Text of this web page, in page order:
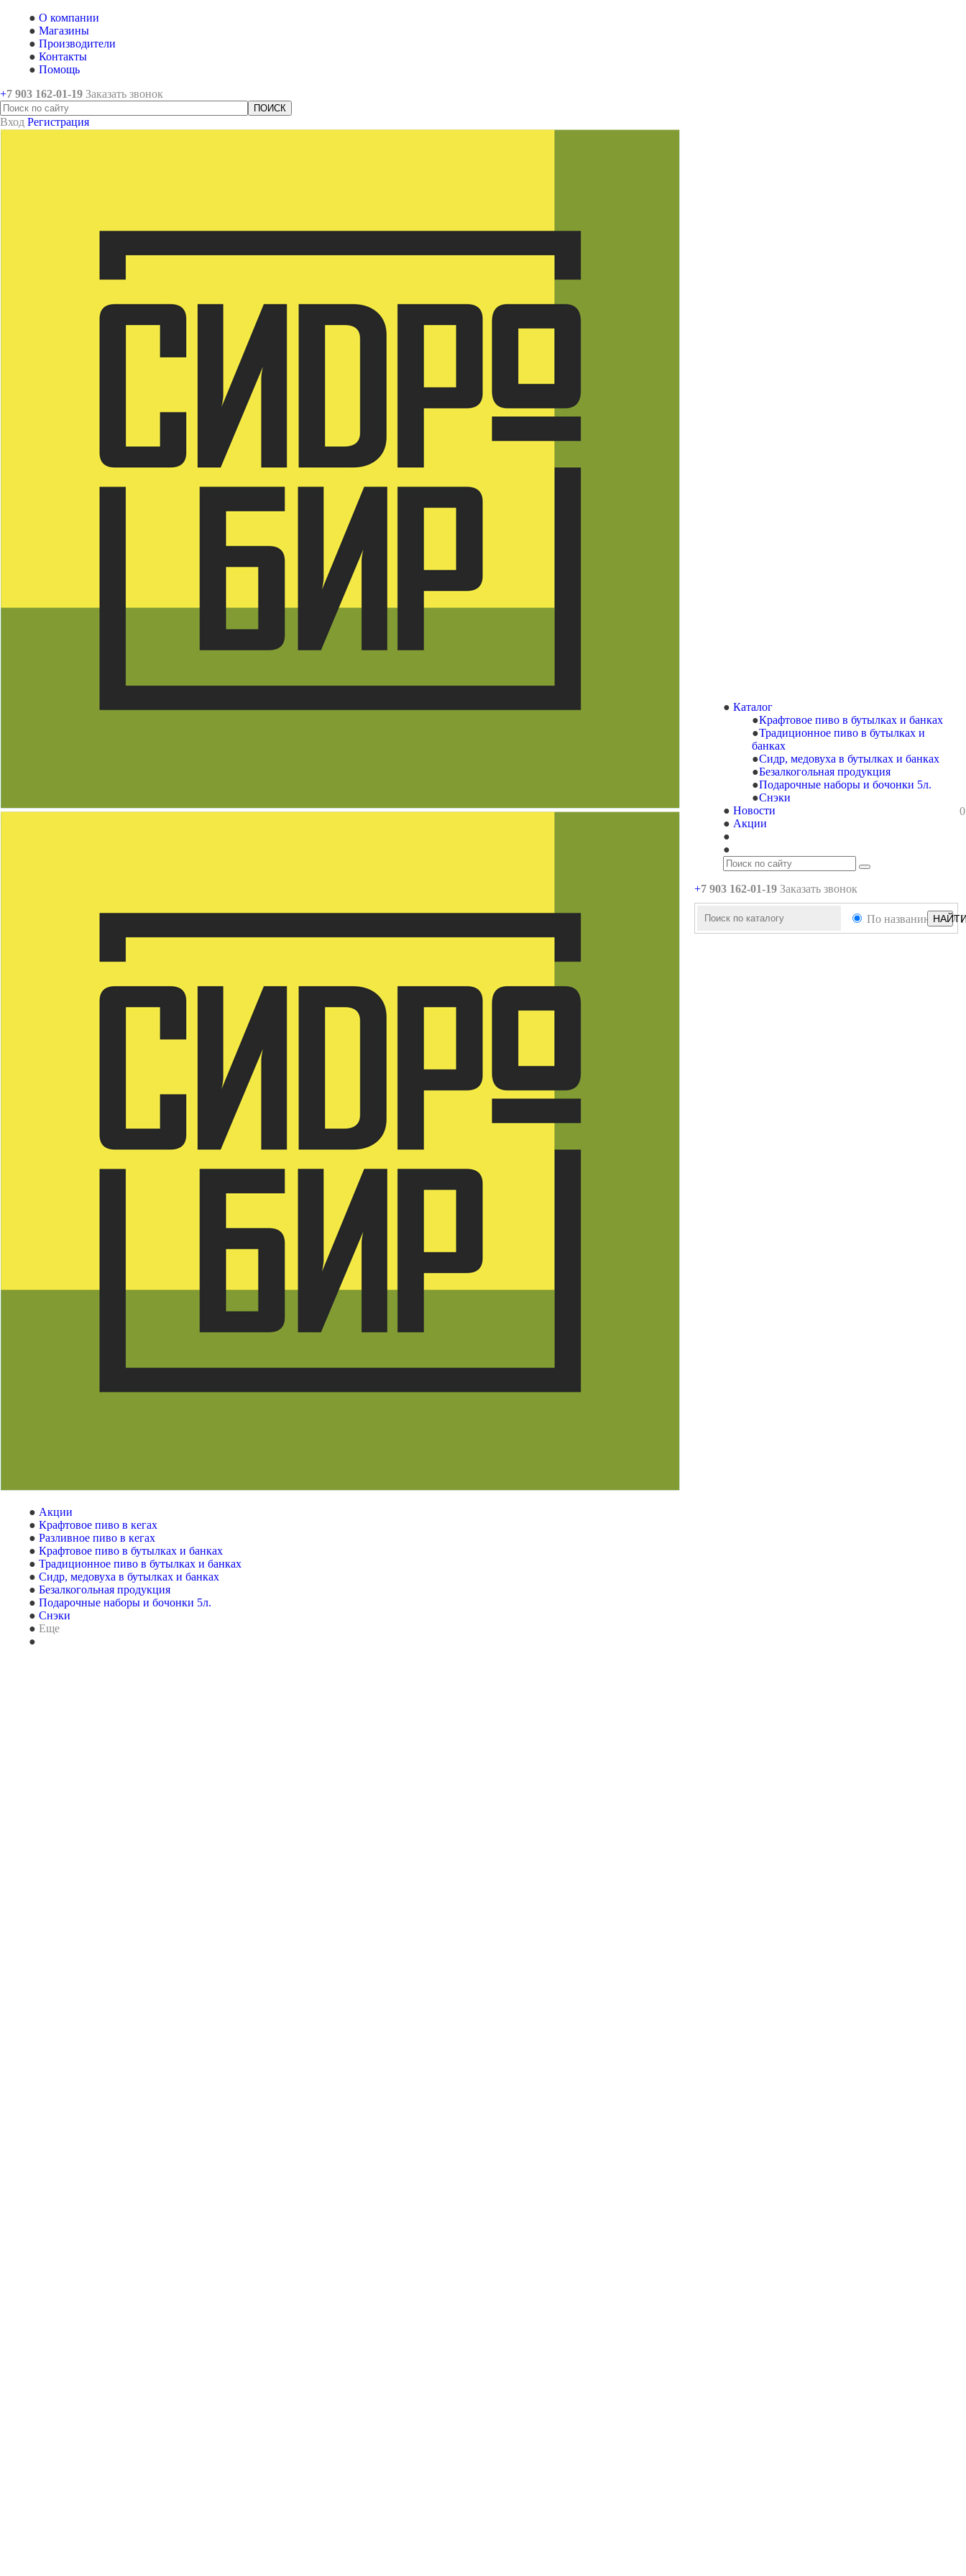
О компании
Магазины
Производители
Контакты
Помощь
+7 903 162-01-19 Заказать звонок
Вход Регистрация
Каталог
Крафтовое пиво в бутылках и банках
Традиционное пиво в бутылках и
банках
Сидр, медовуха в бутылках и банках
Безалкогольная продукция
Подарочные наборы и бочонки 5л.
Снэки
Новости
Акции
+7 903 162-01-19 Заказать звонок
По названию
0
Акции
Крафтовое пиво в кегах
Разливное пиво в кегах
Крафтовое пиво в бутылках и банках
Традиционное пиво в бутылках и банках
Сидр, медовуха в бутылках и банках
Безалкогольная продукция
Подарочные наборы и бочонки 5л.
Снэки
Еще